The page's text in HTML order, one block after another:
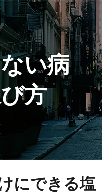
い病
方
にできる塩